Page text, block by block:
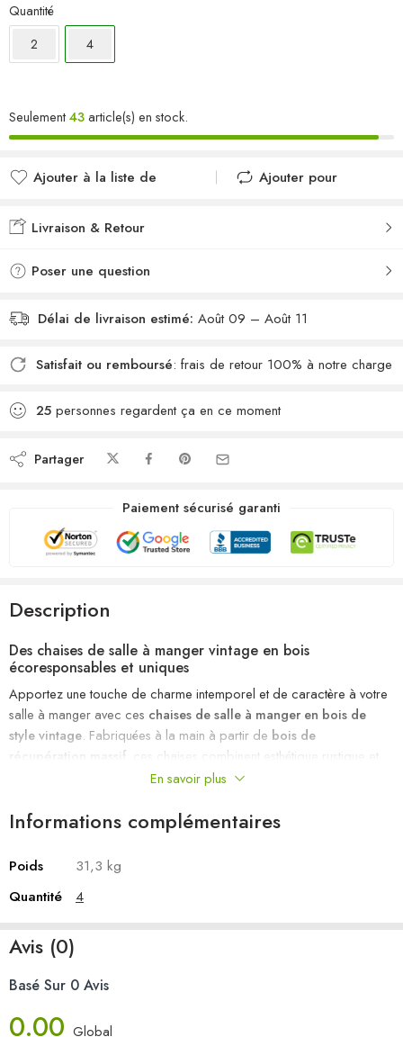
Quantité
2
4
Seulement43article(s) en stock.
Ajouter à la liste de
Ajouté à la liste de
Ajouter pour
Livraison & Retour
Poser une question
Délai de livraison estimé: Août 09 – Août 11
Satisfait ou remboursé: frais de retour 100% à notre charge
25 personnes regardent ça en ce moment
Partager
Paiement sécurisé garanti
Description
Des chaises de salle à manger vintage en bois
écoresponsables et uniques
Apportez une touche de charme intemporel et de caractère à votre
salle à manger avec ces chaises de salle à manger en bois de
style vintage. Fabriquées à la main à partir de bois de
récupération massif , ces chaises combinent esthétique rustique et
praticité pour une décoration authentique et respectueuse de
nuances naturelles et les textures uniques pour une pièce réellement
Pourquoi choisir ces chaises de salle à manger en bois de
récupération ?
Ces chaises sont confectionnées en bois de récupération massif,
procédé de recyclage, qui utilise des matériaux provenant de vieux
écoresponsable idéale pour les amateurs de meubles durables.
En savoir plus
Informations complémentaires
Poids
31,3 kg
Quantité
4
Avis (0)
Basé Sur 0 Avis
0.00 Global